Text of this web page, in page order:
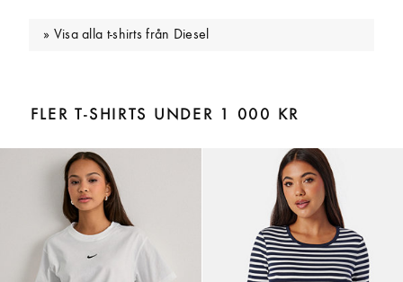
Visa alla t-shirts från Diesel
FLER T-SHIRTS UNDER 1 000 KR